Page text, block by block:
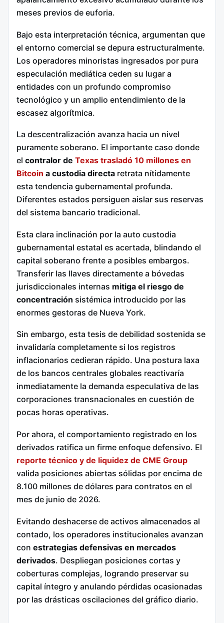
meses previos de euforia.
Bajo esta interpretación técnica, argumentan que
el entorno comercial se depura estructuralmente.
Los operadores minoristas ingresados por pura
especulación mediática ceden su lugar a
entidades con un profundo compromiso
tecnológico y un amplio entendimiento de la
escasez algorítmica.
La descentralización avanza hacia un nivel
puramente soberano. El importante caso donde
el contralor de Texas trasladó 10 millones en
Bitcoin a custodia directa retrata nítidamente
esta tendencia gubernamental profunda.
Diferentes estados persiguen aislar sus reservas
del sistema bancario tradicional.
Esta clara inclinación por la auto custodia
gubernamental estatal es acertada, blindando el
capital soberano frente a posibles embargos.
Transferir las llaves directamente a bóvedas
jurisdiccionales internas mitiga el riesgo de
concentración sistémica introducido por las
enormes gestoras de Nueva York.
Sin embargo, esta tesis de debilidad sostenida se
invalidaría completamente si los registros
inflacionarios cedieran rápido. Una postura laxa
de los bancos centrales globales reactivaría
inmediatamente la demanda especulativa de las
corporaciones transnacionales en cuestión de
pocas horas operativas.
Por ahora, el comportamiento registrado en los
derivados ratifica un firme enfoque defensivo. El
reporte técnico y de liquidez de CME Group
valida posiciones abiertas sólidas por encima de
8.100 millones de dólares para contratos en el
mes de junio de 2026.
Evitando deshacerse de activos almacenados al
contado, los operadores institucionales avanzan
con estrategias defensivas en mercados
derivados. Despliegan posiciones cortas y
coberturas complejas, logrando preservar su
capital íntegro y anulando pérdidas ocasionadas
por las drásticas oscilaciones del gráfico diario.